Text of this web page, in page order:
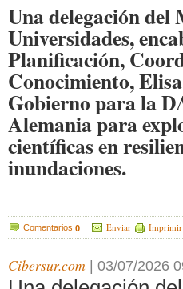
Una delegación
Universidades,
Planificación,
Conocimiento,
Gobierno para la
Alemania para
científicas en
inundaciones.
Comentarios 0 Enviar Imprimir
Cibersur.com 03/07/2026